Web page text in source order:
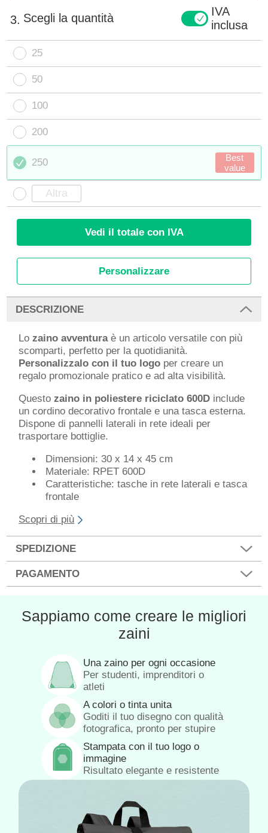
3. Scegli la quantità
IVA
inclusa
25
50
100
200
250
Best
value
Vedi il totale con IVA
Personalizzare
DESCRIZIONE
Lozaino avventuraè un articolo versatile con più
scomparti, perfetto per la quotidianità.
Personalizzalo con il tuo logo per creare un
regalo promozionale pratico e ad alta visibilità.
Questo zaino in poliestere riciclato 600D include
un cordino decorativo frontale e una tasca esterna.
Dispone di pannelli laterali in rete ideali per
trasportare bottiglie.
Dimensioni: 30 x 14 x 45 cm
Materiale: RPET 600D
Caratteristiche: tasche in rete laterali e tasca
frontale
Scopri di più
SPEDIZIONE
PAGAMENTO
Sappiamo come creare le migliori
zaini
Una zaino per ogni occasione
Per studenti, imprenditori o
atleti
A colori o tinta unita
Goditi il tuo disegno con qualità
fotografica, pronto per stupire
Stampata con il tuo logo o
immagine
Risultato elegante e resistente